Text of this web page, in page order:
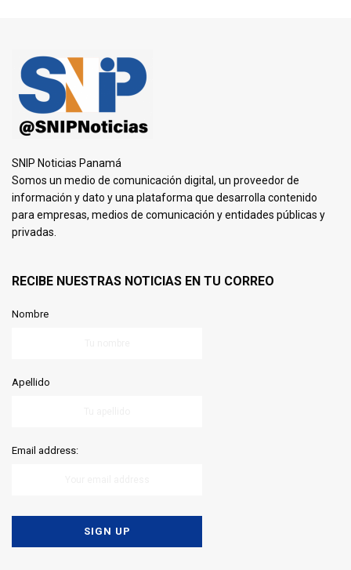
SNIP Noticias Panamá
Somos un medio de comunicación digital, un proveedor de
información y dato y una plataforma que desarrolla contenido
para empresas, medios de comunicación y entidades públicas y
privadas.
RECIBE NUESTRAS NOTICIAS EN TU CORREO
Nombre
Apellido
Email address: